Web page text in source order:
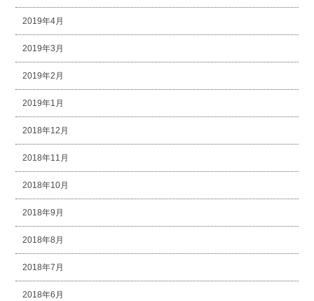
2019年4月
2019年3月
2019年2月
2019年1月
2018年12月
2018年11月
2018年10月
2018年9月
2018年8月
2018年7月
2018年6月